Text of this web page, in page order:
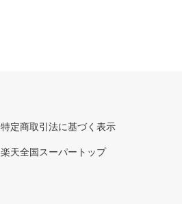
特定商取引法に基づく表示
楽天全国スーパートップ